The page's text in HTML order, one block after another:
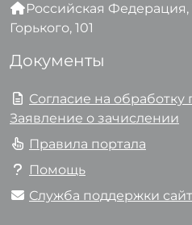
Российская Федерация,
Горького, 101
Документы
Согласие на
Заявление о зачислении
Правила портала
Помощь
Служба поддержки